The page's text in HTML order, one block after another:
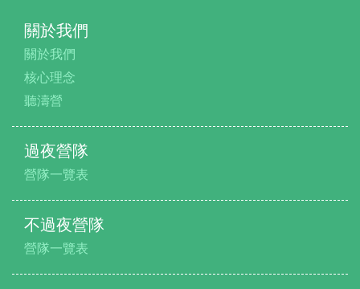
關於我們
關於我們
核心理念
聽濤營
過夜營隊
營隊一覽表
不過夜營隊
營隊一覽表